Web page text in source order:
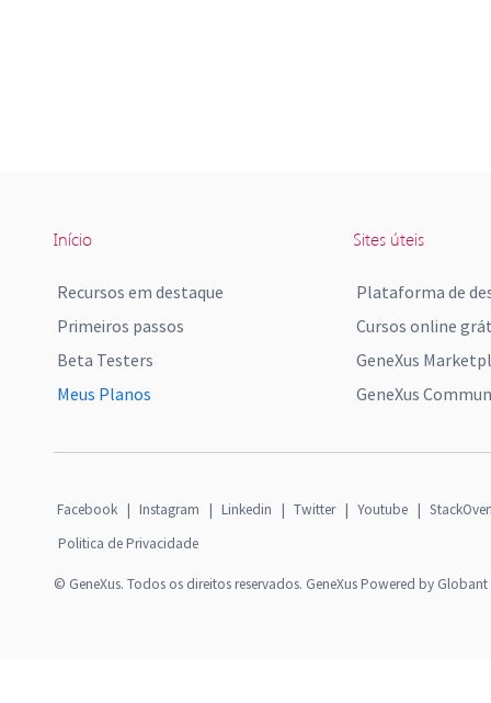
Início
Recursos em destaque
Primeiros passos
Beta Testers
Meus Planos
Sites úteis
Plataforma de
Cursos online
GeneXus
GeneXus
Facebook | Instagram | Linkedin | Twitter | Youtube |
Politica de Privacidade
© GeneXus. Todos os direitos reservados. GeneXus Powered by Globant